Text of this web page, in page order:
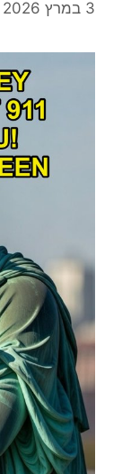
3 במרץ 2026